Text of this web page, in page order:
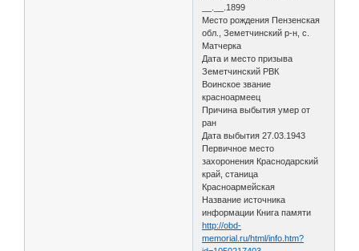
__.__.1899
Место рождения Пензенская
обл., Земетчинский р-н, с.
Матчерка
Дата и место призыва
Земетчинский РВК
Воинское звание
красноармеец
Причина выбытия умер от
ран
Дата выбытия 27.03.1943
Первичное место
захоронения Краснодарский
край, станица
Красноармейская
Название источника
информации Книга памяти
http://obd-
memorial.ru/html/info.htm?